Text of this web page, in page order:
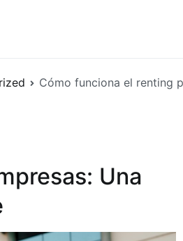
Cómo funciona el renting
Una